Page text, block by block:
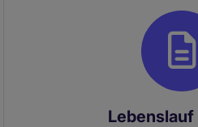
Lebenslauf